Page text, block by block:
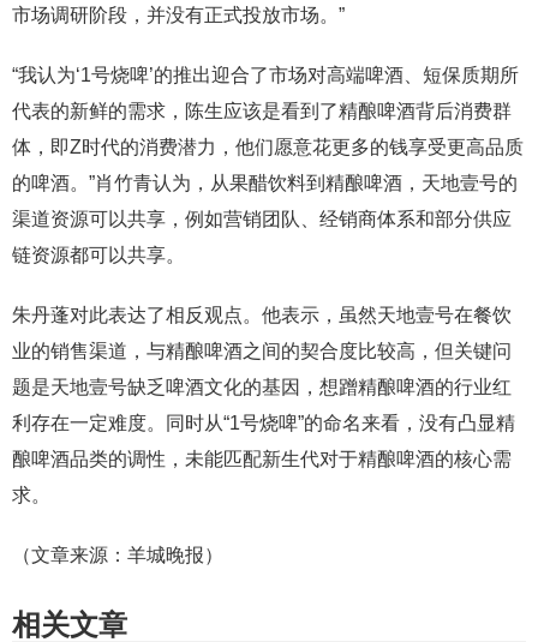
市场调研阶段，并没有正式投放市场。”
“我认为‘1号烧啤’的推出迎合了市场对高端啤酒、短保质期所
代表的新鲜的需求，陈生应该是看到了精酿啤酒背后消费群
体，即Z时代的消费潜力，他们愿意花更多的钱享受更高品质
的啤酒。”肖竹青认为，从果醋饮料到精酿啤酒，天地壹号的
渠道资源可以共享，例如营销团队、经销商体系和部分供应
链资源都可以共享。
朱丹蓬对此表达了相反观点。他表示，虽然天地壹号在餐饮
业的销售渠道，与精酿啤酒之间的契合度比较高，但关键问
题是天地壹号缺乏啤酒文化的基因，想蹭精酿啤酒的行业红
利存在一定难度。同时从“1号烧啤”的命名来看，没有凸显精
酿啤酒品类的调性，未能匹配新生代对于精酿啤酒的核心需
求。
（文章来源：羊城晚报）
相关文章